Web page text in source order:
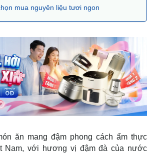
mua nguyên liệu tươi ngon
ăn mang đậm phong cách ẩm thực
Nam, với hương vị đậm đà của nước